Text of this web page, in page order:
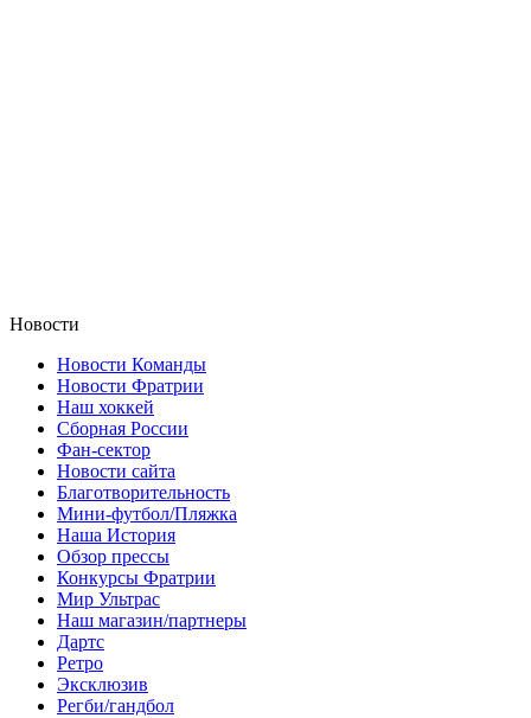
Новости
Новости Команды
Новости Фратрии
Наш хоккей
Сборная России
Фан-cектор
Новости сайта
Благотворительность
Мини-футбол/Пляжка
Наша История
Обзор прессы
Конкурсы Фратрии
Мир Ультрас
Наш магазин/партнеры
Дартс
Ретро
Эксклюзив
Регби/гандбол